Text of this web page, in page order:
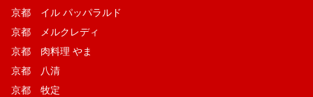
京都 イル パッパラルド
京都 メルクレディ
京都 肉料理 やま
京都 八清
京都 牧定